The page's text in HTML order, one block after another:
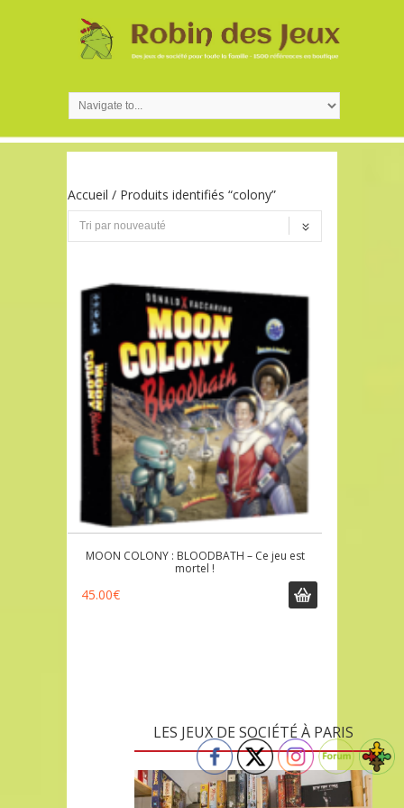
Accueil / Produits identifiés “colony”
MOON COLONY : BLOODBATH – Ce jeu est
mortel !
45.00€
LES JEUX DE SOCIÉTÉ À PARIS